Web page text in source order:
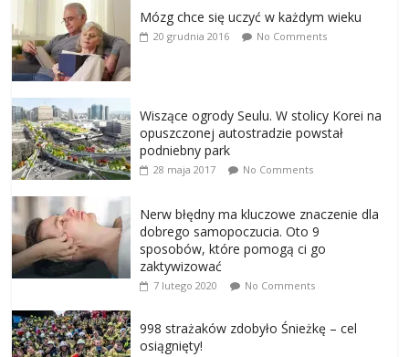
Mózg chce się uczyć w każdym wieku
20 grudnia 2016 No Comments
Wiszące ogrody Seulu. W stolicy Korei na
opuszczonej autostradzie powstał
podniebny park
28 maja 2017 No Comments
Nerw błędny ma kluczowe znaczenie dla
dobrego samopoczucia. Oto 9
sposobów, które pomogą ci go
zaktywizować
7 lutego 2020 No Comments
998 strażaków zdobyło Śnieżkę – cel
osiągnięty!